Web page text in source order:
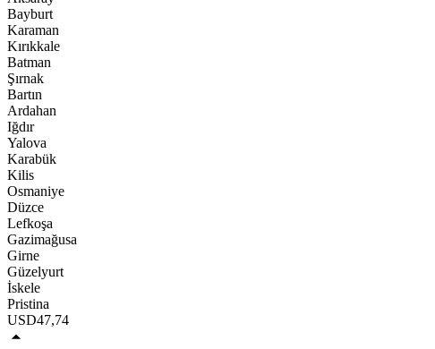
Bayburt
Karaman
Kırıkkale
Batman
Şırnak
Bartın
Ardahan
Iğdır
Yalova
Karabük
Kilis
Osmaniye
Düzce
Lefkoşa
Gazimağusa
Girne
Güzelyurt
İskele
Pristina
USD47,74